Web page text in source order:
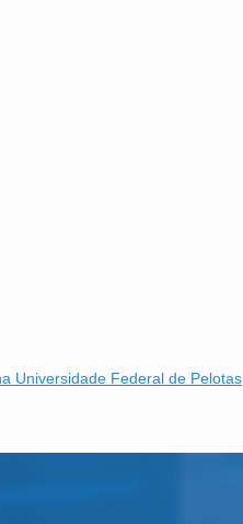
Universidade Federal de Pelotas